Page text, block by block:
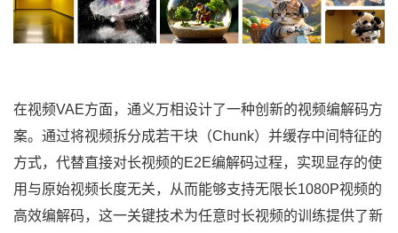
在视频VAE方面，通义万相设计了一种创新的视频编解码方
案。通过将视频拆分成若干块（Chunk）并缓存中间特征的
方式，代替直接对长视频的E2E编解码过程，实现显存的使
用与原始视频长度无关，从而能够支持无限长1080P视频的
高效编解码，这一关键技术为任意时长视频的训练提供了新